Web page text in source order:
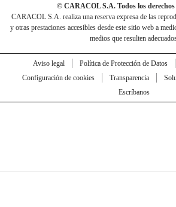
© CARACOL S.A. Todos los derechos
CARACOL S.A. realiza una reserva expresa de las
y otras prestaciones accesibles desde este sitio web a
medios que resulten
Aviso legal Política de Protección de Datos
Configuración de cookies
Transparencia
Escríbanos